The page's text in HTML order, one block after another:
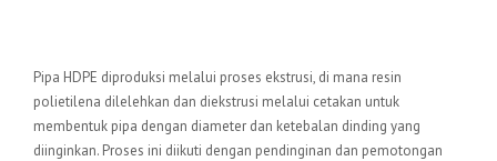
Pipa HDPE diproduksi melalui proses ekstrusi, di mana resin
polietilena dilelehkan dan diekstrusi melalui cetakan untuk
membentuk pipa dengan diameter dan ketebalan dinding yang
diinginkan. Proses ini diikuti dengan pendinginan dan pemotongan